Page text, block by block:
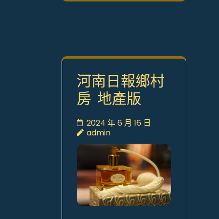
河南日報鄉村
房 地產版
2024 年 6 月 16 日
admin